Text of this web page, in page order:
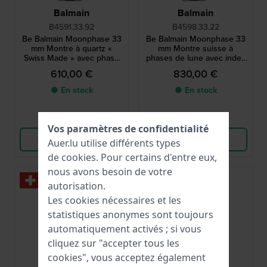
Balmain
B4591.33.92
Be Balmain Moonphase 33
mm Montre à quartz «
Swiss Made » avec phase
de lune
610,00 €
● En stock
Voir les produits
Balmain
B4598.33.22
Be Balmain Moonphase 33
mm Montre suisse à
phases de lune avec index
en diamants
830,00 €
● En stock
Voir les produits
Vos paramètres de confidentialité
Auer.lu utilise différents types
de cookies. Pour certains d'entre eux,
nous avons besoin de votre
autorisation.
Les cookies nécessaires et les
statistiques anonymes sont toujours
automatiquement activés ; si vous
cliquez sur "accepter tous les
cookies", vous acceptez également